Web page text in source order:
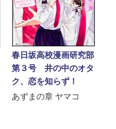
春日坂高校漫画研究部
第３号 井の中のオタ
ク、恋を知らず！
あずまの章 ヤマコ